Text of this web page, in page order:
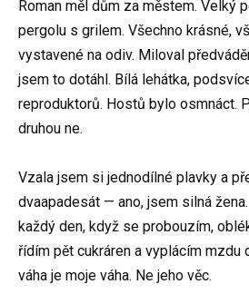
Roman měl dům za městem. Velký
pergolu s grilem. Všechno krásné,
vystavené na odiv. Miloval
jsem to dotáhl. Bílá lehátka,
reproduktorů. Hostů bylo osmnáct.
druhou ne.
Vzala jsem si jednodílné plavky a
dvaapadesát — ano, jsem silná
každý den, když se probouzím,
řídím pět cukráren a vyplácím mzdu
váha je moje váha. Ne jeho věc.